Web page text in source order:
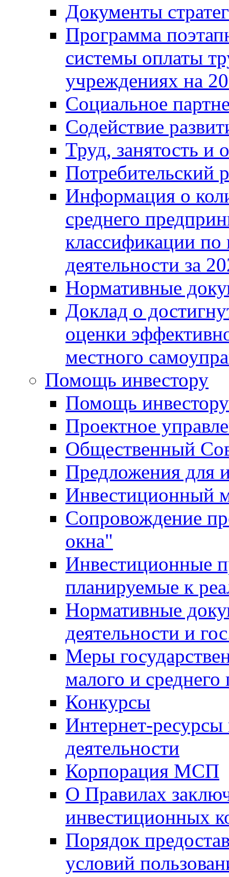
Документы
Программа
системы оплаты
учреждениях на
Социальное
Содействие
Труд, занятость и
Потребительский
Информация о
среднего
классификации
деятельности за
Нормативные
Доклад о
оценки
местного
Помощь инвестору
Помощь инвестору
Проектное
Общественный
Предложения для
Инвестиционный
Сопровождение
окна"
Инвестиционные
планируемые к
Нормативные
деятельности и
Меры
малого и среднего
Конкурсы
Интернет-
деятельности
Корпорация МСП
О Правилах
инвестиционных
Порядок
условий